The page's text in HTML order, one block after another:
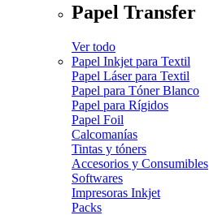
Papel Transfer
Ver todo
Papel Inkjet para Textil
Papel Láser para Textil
Papel para Tóner Blanco
Papel para Rígidos
Papel Foil
Calcomanías
Tintas y tóners
Accesorios y Consumibles
Softwares
Impresoras Inkjet
Packs